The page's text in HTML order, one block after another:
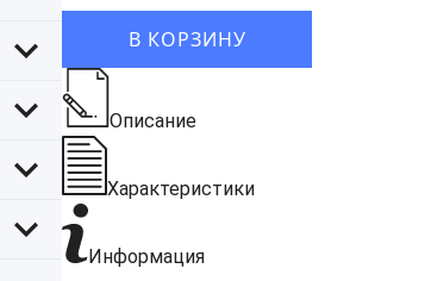
В КОРЗИНУ
Описание
Характеристики
Информация